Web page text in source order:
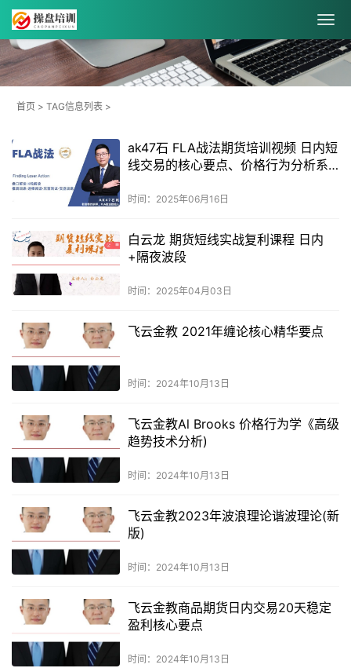
首页 > TAG信息列表 >
ak47石 FLA战法期货培训视频 日内短
线交易的核心要点、价格行为分析系
时间：2025年06月16日
白云龙 期货短线实战复利课程 日内
+隔夜波段
时间：2025年04月03日
飞云金教 2021年缠论核心精华要点
时间：2024年10月13日
飞云金教Al Brooks 价格行为学《高级
趋势技术分析)
时间：2024年10月13日
飞云金教2023年波浪理论谐波理论(新
版)
时间：2024年10月13日
飞云金教商品期货日内交易20天稳定
盈利核心要点
时间：2024年10月13日